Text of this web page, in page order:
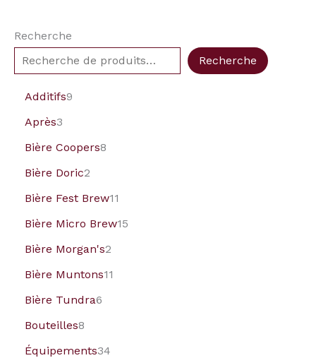
Recherche
Recherche
Additifs9
Après3
Bière Coopers8
Bière Doric2
Bière Fest Brew11
Bière Micro Brew15
Bière Morgan's2
Bière Muntons11
Bière Tundra6
Bouteilles8
Équipements34